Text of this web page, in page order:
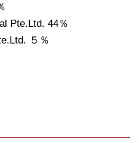
Pte.Ltd. 44％
５％